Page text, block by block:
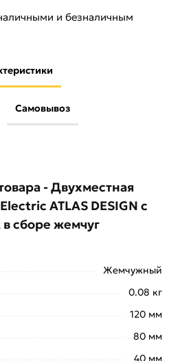
и безналичным
Самовывоз
ATLAS DESIGN с
жемчуг ATN000424 из
- Двухместная
ATLAS DESIGN с
сборе жемчуг
Жемчужный
0.08 кг
120 мм
80 мм
40 мм